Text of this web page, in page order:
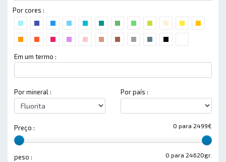
Por cores :
Em um termo :
Por mineral : Por país :
0 para 2499€
Preço :
0 para 24620gr.
peso :